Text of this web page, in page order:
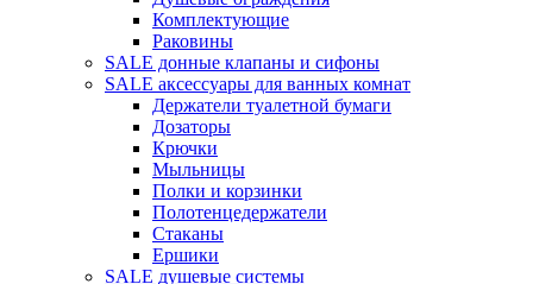
Комплектующие
Раковины
SALE донные клапаны и сифоны
SALE аксессуары для ванных комнат
Держатели туалетной бумаги
Дозаторы
Крючки
Мыльницы
Полки и корзинки
Полотенцедержатели
Стаканы
Ершики
SALE душевые системы